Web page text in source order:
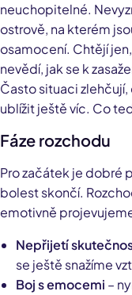
neuchopitelné.
ostrově, na kterém
osamocení. Chtějí
nevědí, jak se k
Často situaci
ublížit ještě víc. Co
Fáze rozchodu
Pro začátek je dobré
bolest skončí.
emotivně
Nepřijetí
se ještě snažíme
Boj s emocemi –